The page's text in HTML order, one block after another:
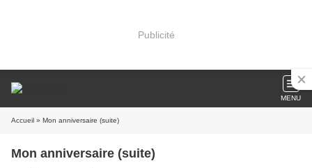
Publicité
MENU
Accueil » Mon anniversaire (suite)
Mon anniversaire (suite)